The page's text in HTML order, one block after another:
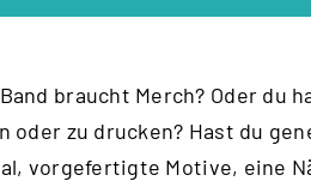
braucht Merch? Oder du
oder zu drucken? Hast du
vorgefertigte Motive, eine